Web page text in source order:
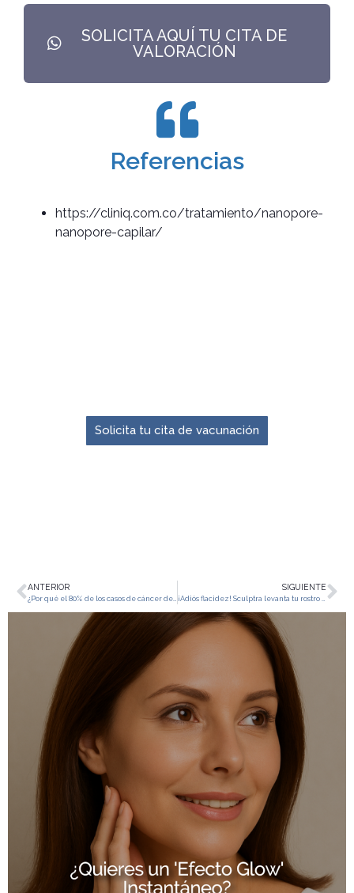
SOLICITA AQUÍ TU CITA DE
VALORACIÓN
Referencias
https://cliniq.com.co/tratamiento/nanopore-
nanopore-capilar/
Solicita tu cita de vacunación
ANTERIOR SIGUIENTE